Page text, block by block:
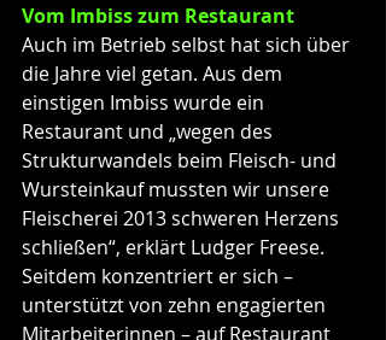
Vom Imbiss zum Restaurant
Auch im Betrieb selbst hat sich über
die Jahre viel getan. Aus dem
einstigen Imbiss wurde ein
Restaurant und „wegen des
Strukturwandels beim Fleisch- und
Wursteinkauf mussten wir unsere
Fleischerei 2013 schweren Herzens
schließen“, erklärt Ludger Freese.
Seitdem konzentriert er sich –
unterstützt von zehn engagierten
Mitarbeiterinnen – auf Restaurant